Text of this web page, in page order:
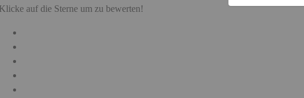
auf die Sterne um zu bewerten!